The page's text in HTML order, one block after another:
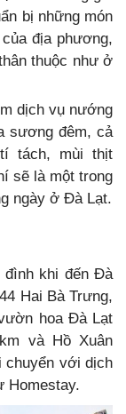
bị những món
địa phương,
thuộc như ở
dịch vụ nướng
sương đêm, cả
tách, mùi thịt
sẽ là một trong
ngày ở Đà Lạt.
đình khi đến Đà
Hai Bà Trưng,
hoa Đà Lạt
và Hồ Xuân
chuyển với dịch
Homestay.